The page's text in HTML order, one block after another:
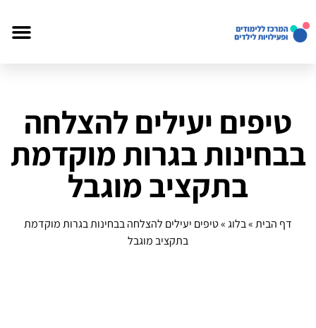
טיפים יעילים להצלחה
בבחינות בגרות מוקדמת
בתקציב מוגבל
דף הבית»בלוג»טיפים יעילים להצלחה בבחינות בגרות מוקדמת
בתקציב מוגבל